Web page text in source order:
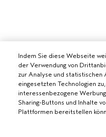
AVEDA SALON WERDEN
WERDE EIN AVEDA-SALON
BENÖTIGST DU HILFE?
Indem Sie diese Webseite
der Verwendung von
zur Analyse und statistischen
eingesetzten Technologien
interessenbezogene
Sharing-Buttons und Inhalte
Plattformen bereitstellen